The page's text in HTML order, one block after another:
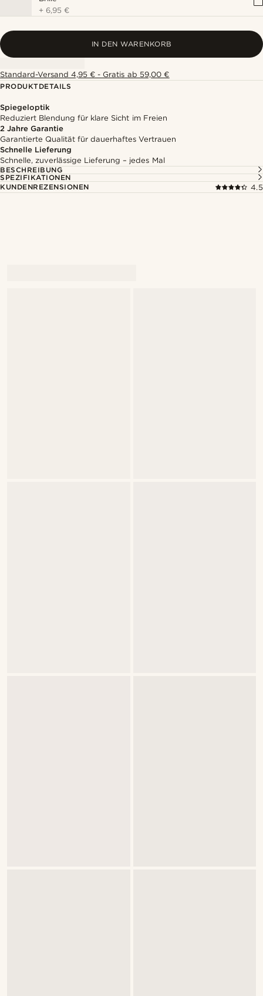
+6,95 €
IN DEN WARENKORB
Standard-Versand 4,95 € - Gratis ab 59,00 €
PRODUKTDETAILS
Spiegeloptik
Reduziert Blendung für klare Sicht im Freien
2 Jahre Garantie
Garantierte Qualität für dauerhaftes Vertrauen
Schnelle Lieferung
Schnelle, zuverlässige Lieferung – jedes Mal
BESCHREIBUNG
SPEZIFIKATIONEN
KUNDENREZENSIONEN
4.5